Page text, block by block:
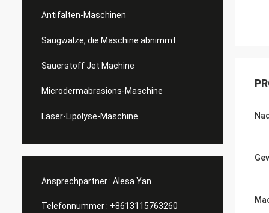
Antifalten-Maschinen
Saugwalze, die Maschine abnimmt
Sauerstoff Jet Machine
Microdermabrasions-Maschine
Laser-Lipolyse-Maschine
Ansprechpartner : Alesa Yan
Telefonnummer : +8613115763260